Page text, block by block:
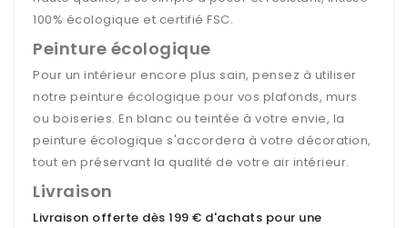
100% écologique et certifié FSC.
Peinture écologique
Pour un intérieur encore plus sain, pensez à utiliser
notre peinture écologique pour vos plafonds, murs
ou boiseries. En blanc ou teintée à votre envie, la
peinture écologique s'accordera à votre décoration,
tout en préservant la qualité de votre air intérieur.
Livraison
Livraison offerte dès 199 € d'achats pour une